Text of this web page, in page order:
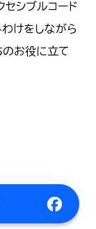
セシブルコード
けをしながら
のお役に立て